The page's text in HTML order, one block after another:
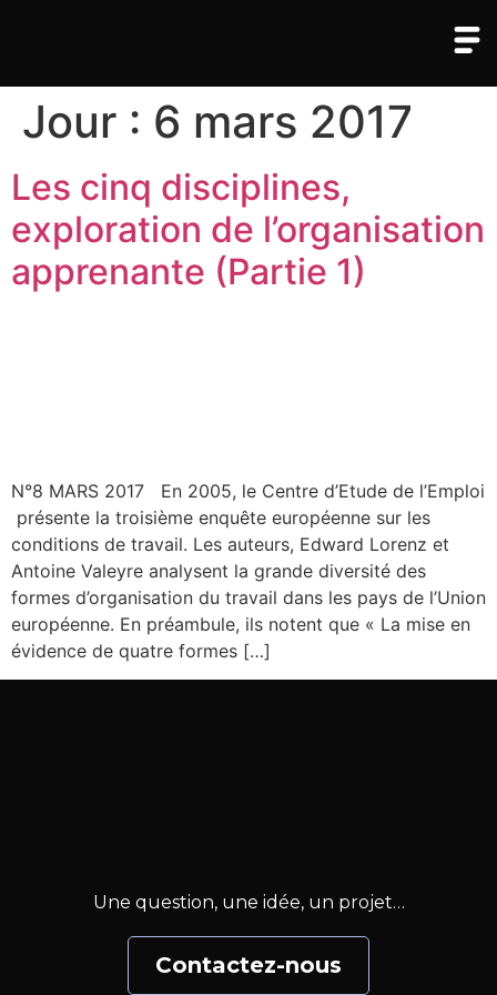
Jour : 6 mars 2017
Les cinq disciplines,
exploration de l’organisation
apprenante (Partie 1)
N°8 MARS 2017 En 2005, le Centre d’Etude de l’Emploi
présente la troisième enquête européenne sur les
conditions de travail. Les auteurs, Edward Lorenz et
Antoine Valeyre analysent la grande diversité des
formes d’organisation du travail dans les pays de l’Union
européenne. En préambule, ils notent que « La mise en
évidence de quatre formes […]
Une question, une idée, un projet…
Contactez-nous